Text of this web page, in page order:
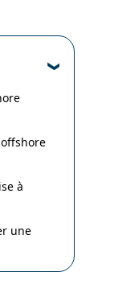
à
une